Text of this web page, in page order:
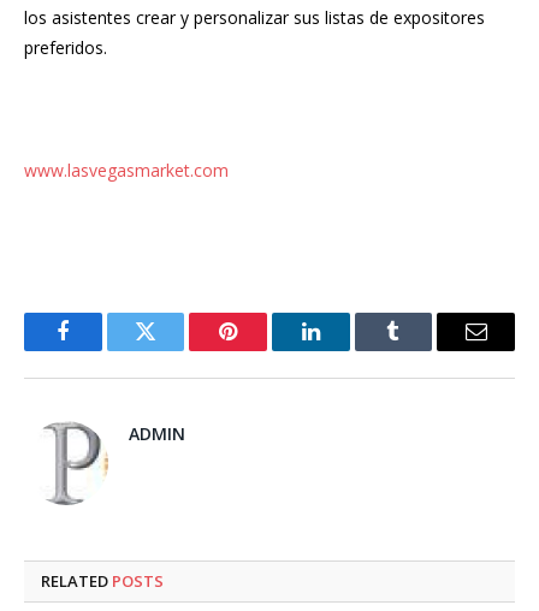
los asistentes crear y personalizar sus listas de expositores
preferidos.
www.lasvegasmarket.com
FacebookTwitter Pinterest LinkedInTumblr Email
ADMIN
RELATED POSTS